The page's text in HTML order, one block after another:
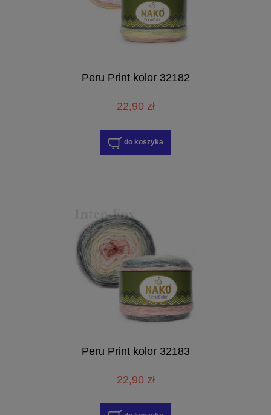
Peru Print kolor 32182
22,90 zł
do koszyka
Peru Print kolor 32183
22,90 zł